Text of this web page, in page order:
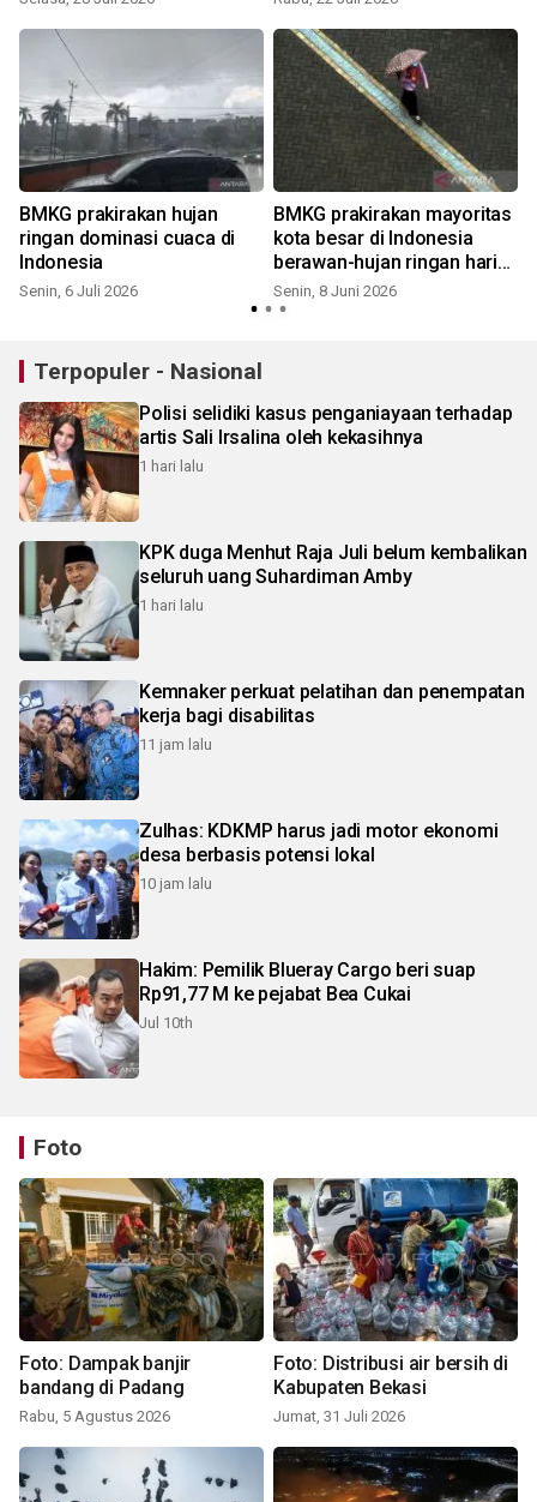
BMKG prakirakan hujan
ringan dominasi cuaca di
Indonesia
Senin, 6 Juli 2026
BMKG prakirakan mayoritas
kota besar di Indonesia
berawan-hujan ringan hari
ini
Senin, 8 Juni 2026
Terpopuler - Nasional
Polisi selidiki kasus penganiayaan terhadap
artis Sali Irsalina oleh kekasihnya
1 hari lalu
KPK duga Menhut Raja Juli belum kembalikan
seluruh uang Suhardiman Amby
1 hari lalu
Kemnaker perkuat pelatihan dan penempatan
kerja bagi disabilitas
11 jam lalu
Zulhas: KDKMP harus jadi motor ekonomi
desa berbasis potensi lokal
10 jam lalu
Hakim: Pemilik Blueray Cargo beri suap
Rp91,77 M ke pejabat Bea Cukai
Jul 10th
Foto
Foto: Dampak banjir
bandang di Padang
Rabu, 5 Agustus 2026
Foto: Distribusi air bersih di
Kabupaten Bekasi
Jumat, 31 Juli 2026